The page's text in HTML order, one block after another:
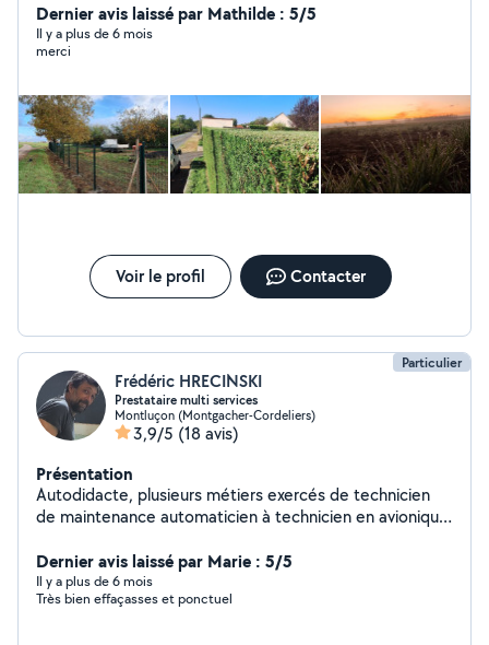
Dernier avis laissé par Mathilde : 5/5
Il y a plus de 6 mois
merci
Voir le profil Contacter
Particulier
Frédéric HRECINSKI
Prestataire multi services
Montluçon (Montgacher-Cordeliers)
3,9/5 (18 avis)
Présentation
Autodidacte, plusieurs métiers exercés de technicien
de maintenance automaticien à technicien en avionique,
secteurs d'activité confondus (pose de carrelage et
parquet flottant, placo, isolation, petite et moyenne
maçonnerie, électricité, plomberie, papier peint,
Dernier avis laissé par Marie : 5/5
Il y a plus de 6 mois
Très bien effaçasses et ponctuel